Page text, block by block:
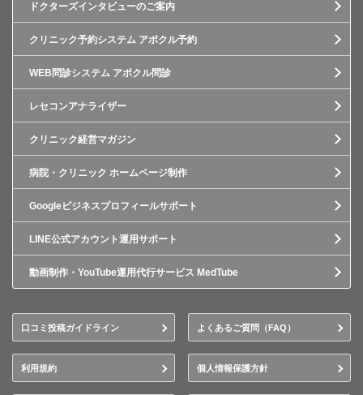
ドクターズインタビューのご案内
クリニック予約システム アポクル予約
WEB問診システム アポクル問診
レセコンアナライザー
クリニック経営マガジン
病院・クリニック ホームページ制作
Googleビジネスプロフィールサポート
LINE公式アカウント運用サポート
動画制作・YouTube運用代行サービス MedTube
口コミ投稿ガイドライン よくあるご質問（FAQ）
利用規約 個人情報保護方針